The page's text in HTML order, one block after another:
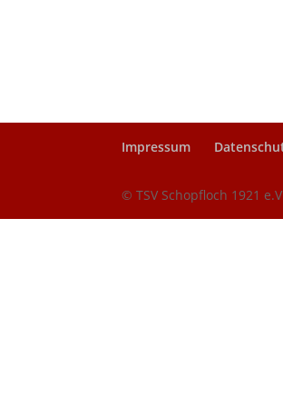
Impressum
© TSV Schopfloch 1921